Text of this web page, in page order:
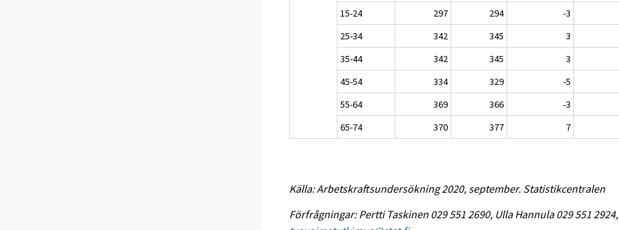
15-24
297 294 -3
25-34
342 345 3
35-44
342 345 3
45-54
334 329 -5
55-64
369 366 -3
65-74
370 377 7
Källa: Arbetskraftsundersökning 2020, september. Statistikcentralen
Förfrågningar: Pertti Taskinen 029 551 2690, Ulla Hannula 029 551 2924,